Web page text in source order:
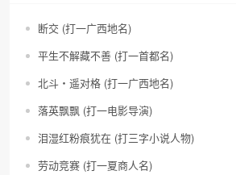
断交 (打一广西地名)
平生不解藏不善 (打一首都名)
北斗・遥对格 (打一广西地名)
落英飘飘 (打一电影导演)
泪湿红粉痕犹在 (打三字小说人物)
劳动竞赛 (打一夏商人名)